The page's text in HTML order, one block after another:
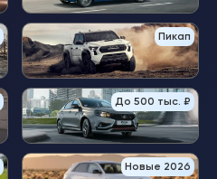
Пикап
До 500 тыс. ₽
Новые 2026